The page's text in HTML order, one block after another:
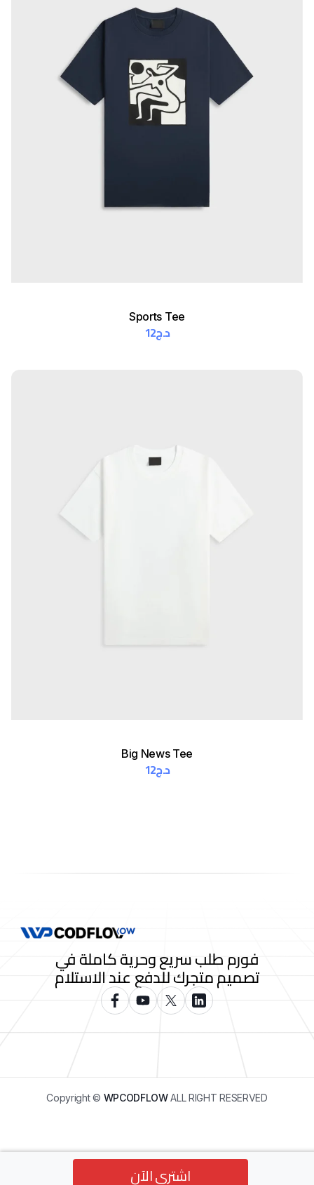
Sports Tee
د.ج12
Big News Tee
د.ج12
فورم طلب سريع وحرية كاملة في
تصميم متجرك للدفع عند الاستلام
Copyright © WPCODFLOWALL RIGHT RESERVED
اشتري الآن